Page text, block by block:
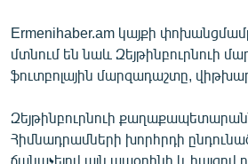
ՓՈԴՔԱՍԹ
Հայերեն
English
Русский
Ermenihaber.am կայքի
մտնում են նաև Զեյթինբուրնուի
ֆուտբոլային մարզադաշտը,
Զեյթինբուրնուի
Հիմնադրամների խորհրդի
ճանաչելով այն ապօրինի և հայցով